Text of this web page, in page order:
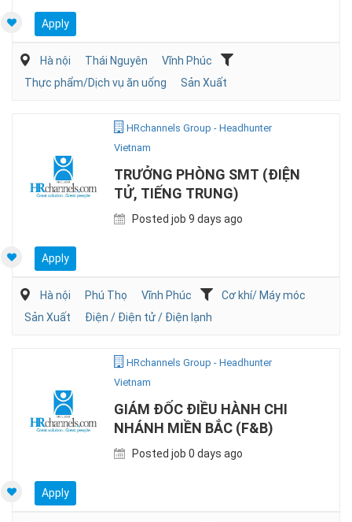
Apply
Hà nội Thái Nguyên
Vĩnh Phúc
Thực phẩm/Dịch vụ ăn uống
Sản Xuất
HRchannels Group - Headhunter
Vietnam
TRƯỞNG PHÒNG SMT (ĐIỆN
TỬ, TIẾNG TRUNG)
Posted job 9 days ago
Apply
Hà nội Phú Thọ Vĩnh Phúc
Cơ khí/ Máy móc
Sản Xuất
Điện / Điện tử / Điện lạnh
HRchannels Group - Headhunter
Vietnam
GIÁM ĐỐC ĐIỀU HÀNH CHI
NHÁNH MIỀN BẮC (F&B)
Posted job 0 days ago
Apply